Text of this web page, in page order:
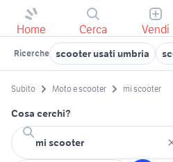
Home Cerca Vendi
Ricerche scooter usati umbria
Subito Moto e scooter mi scooter
Cosa cerchi?